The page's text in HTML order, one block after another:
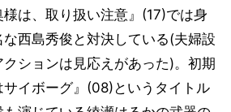
は、取り扱い注意』(17)では身
西島秀俊と対決している(夫婦設
ションは見応えがあった)。初期
イボーグ』(08)というタイトル